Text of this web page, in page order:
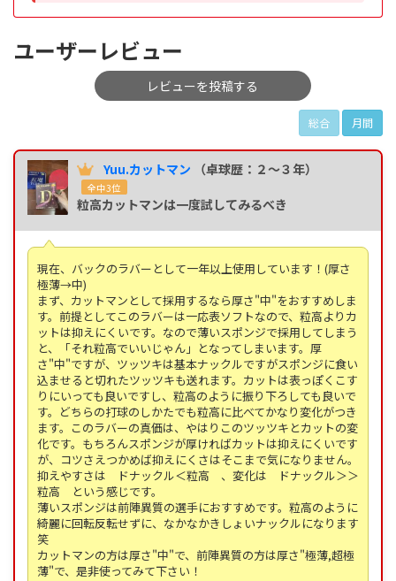
ユーザーレビュー
レビューを投稿する
総合 月間
Yuu.カットマン （卓球歴：２～３年）
全中3位
粒高カットマンは一度試してみるべき
現在、バックのラバーとして一年以上使用しています！(厚さ
極薄→中)
まず、カットマンとして採用するなら厚さ"中"をおすすめしま
す。前提としてこのラバーは一応表ソフトなので、粒高よりカ
ットは抑えにくいです。なので薄いスポンジで採用してしまう
と、「それ粒高でいいじゃん」となってしまいます。厚
さ"中"ですが、ツッツキは基本ナックルですがスポンジに食い
込ませると切れたツッツキも送れます。カットは表っぽくこす
りにいっても良いですし、粒高のように振り下ろしても良いで
す。どちらの打球のしかたでも粒高に比べてかなり変化がつき
ます。このラバーの真価は、やはりこのツッツキとカットの変
化です。もちろんスポンジが厚ければカットは抑えにくいです
が、コツさえつかめば抑えにくさはそこまで気になりません。
抑えやすさは ドナックル＜粒高 、変化は ドナックル＞＞
粒高 という感じです。
薄いスポンジは前陣異質の選手におすすめです。粒高のように
綺麗に回転反転せずに、なかなかきしょいナックルになります
笑
カットマンの方は厚さ"中"で、前陣異質の方は厚さ"極薄,超極
薄"で、是非使ってみて下さい！